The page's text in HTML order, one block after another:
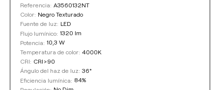
Referencia: A3560132NT
Color: Negro Texturado
Fuente de luz: LED
Flujo lumínico: 1320 lm
Potencia: 10,3 W
Temperatura de color: 4000K
CRI: CRI>90
Ángulo del haz de luz: 36°
Eficiencia lumínica: 84%